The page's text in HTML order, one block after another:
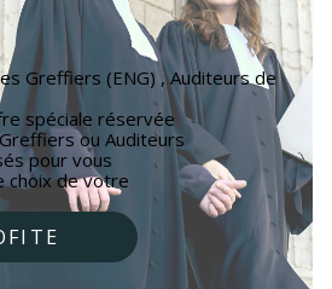
Greffiers (ENG) , Auditeurs de
spéciale réservée
ou Auditeurs
pour vous
choix de votre